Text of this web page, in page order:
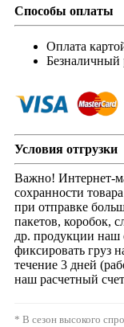
Способы оплаты
Оплата
Безналичный
Условия отгрузки
Важно! Интернет-
сохранности
при отправке
пакетов, коробок,
др. продукции наш
фиксировать груз
течение 3 дней
наш расчетный
* В сезон высокого